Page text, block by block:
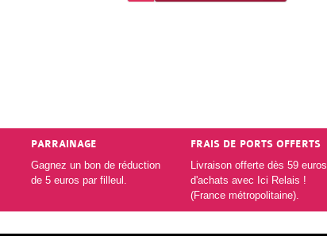
PARRAINAGE
Gagnez un bon de réduction
de 5 euros par filleul.
FRAIS DE PORTS OFFERTS
Livraison offerte dès 59 euros
d'achats avec Ici Relais !
(France métropolitaine).